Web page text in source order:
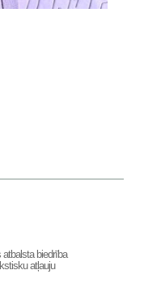
biedrība
atļauju